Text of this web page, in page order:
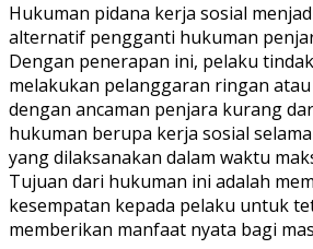
Hukuman pidana kerja sosial
alternatif pengganti hukuman
Dengan penerapan ini, pelaku
melakukan pelanggaran ringan
dengan ancaman penjara kurang
hukuman berupa kerja sosial
yang dilaksanakan dalam waktu
Tujuan dari hukuman ini adalah
kesempatan kepada pelaku untuk
memberikan manfaat nyata bagi